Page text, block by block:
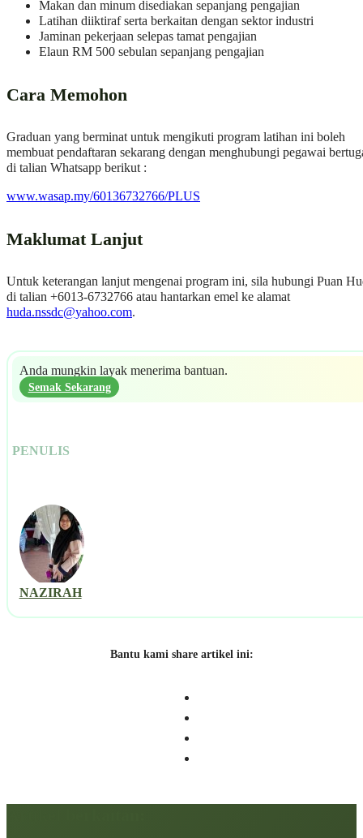
Makan dan minum disediakan sepanjang pengajian
Latihan diiktiraf serta berkaitan dengan sektor industri
Jaminan pekerjaan selepas tamat pengajian
Elaun RM 500 sebulan sepanjang pengajian
Cara Memohon
Graduan yang berminat untuk mengikuti program latihan ini boleh
membuat pendaftaran sekarang dengan menghubungi pegawai
di talian Whatsapp berikut :
www.wasap.my/60136732766/PLUS
Maklumat Lanjut
Untuk keterangan lanjut mengenai program ini, sila hubungi Puan
di talian +6013-6732766 atau hantarkan emel ke alamat
huda.nssdc@yahoo.com.
Anda mungkin layak menerima bantuan.
Semak Sekarang
PENULIS
NAZIRAH
Bantu kami share artikel ini: